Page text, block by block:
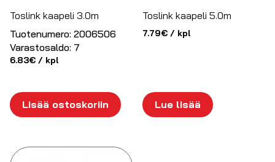
Toslink kaapeli 3.0m
Tuotenumero: 2006506
Varastosaldo: 7
6.83€ / kpl
Lisää ostoskoriin
Toslink kaapeli 5.0m
7.79€ / kpl
Lue lisää